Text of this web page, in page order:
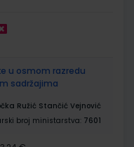
u osmom razredu
sadržajima
Ružić Stančić Vejnović
broj ministarstva: 7601